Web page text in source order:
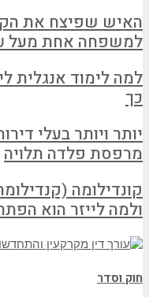
האיש שפיצח את
למשפחה אחת מעל 100,000₪?
למה לימוד אנגלית
כך
יותר ויותר בעלי
מרפסת פלדה תלויה
קונדילומה
ולמה לייזר הוא
חוק וסדר